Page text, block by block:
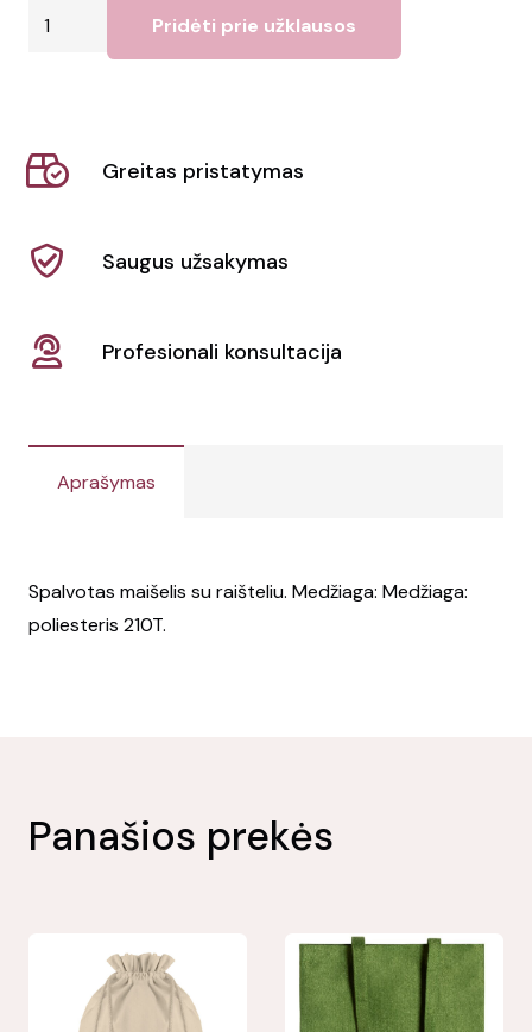
produkto
virvele
Sibert
Pridėti prie užklausos
Greitas pristatymas
Saugus užsakymas
Profesionali konsultacija
Aprašymas
Spalvotas maišelis su raišteliu. Medžiaga: Medžiaga:
poliesteris 210T.
Panašios prekės